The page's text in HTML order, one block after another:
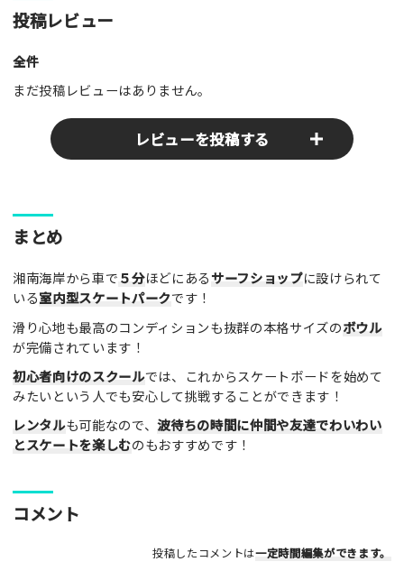
投稿レビュー
全件
まだ投稿レビューはありません。
レビューを投稿する
ここのパークやスポットの感想をぜひお寄せください！みんな
の参考となります！
レビュータイトル（※必須）
レビュー本文（※必須）
利用したもの
その他
まとめ
湘南海岸から車で５分ほどにあるサーフショップに設けられて
いる室内型スケートパークです！
滑り心地も最高のコンディションも抜群の本格サイズのボウル
が完備されています！
初心者向けのスクールでは、これからスケートボードを始めて
みたいという人でも安心して挑戦することができます！
レンタルも可能なので、波待ちの時間に仲間や友達でわいわい
とスケートを楽しむのもおすすめです！
コメント
投稿したコメントは一定時間編集ができます。